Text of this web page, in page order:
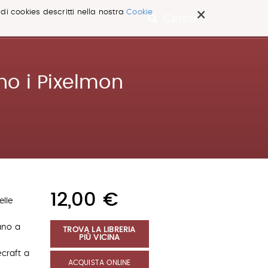
×
di cookies descritti nella nostraCookie
Cerca ...
i Pixelmon
a
a
12,00 €
TROVA LA LIBRERIA
PIÙ VICINA
ACQUISTA ONLINE